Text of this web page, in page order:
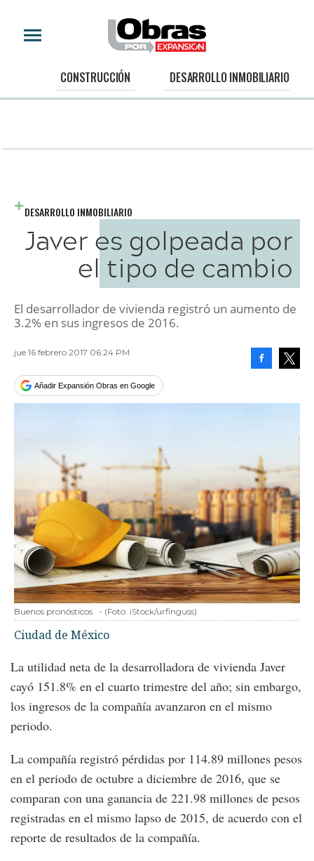
CONSTRUCCIÓN DESARROLLO INMOBILIARIO
DESARROLLO INMOBILIARIO
Javer es golpeada por
el tipo de cambio
El desarrollador de vivienda registró un aumento de
3.2% en sus ingresos de 2016.
jue 16 febrero 2017 06:24 PM
Añadir Expansión Obras en Google
Buenos pronósticos - (Foto: iStock/urfinguss)
Ciudad de México
La utilidad neta de la desarrolladora de vivienda Javer
cayó 151.8% en el cuarto trimestre del año; sin embargo,
los ingresos de la compañía avanzaron en el mismo
periodo.
La compañía registró pérdidas por 114.89 millones pesos
en el periodo de octubre a diciembre de 2016, que se
comparan con una ganancia de 221.98 millones de pesos
registradas en el mismo lapso de 2015, de acuerdo con el
reporte de resultados de la compañía.